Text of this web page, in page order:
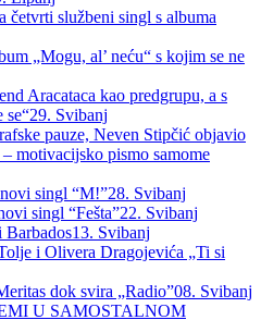
četvrti službeni singl s albuma
„Mogu, al’ neću“ s kojim se ne
Aracataca kao predgrupu, a s
se“29. Svibanj
pauze, Neven Stipčić objavio
motivacijsko pismo samome
singl “M!”28. Svibanj
singl “Fešta”22. Svibanj
Barbados13. Svibanj
i Olivera Dragojevića „Ti si
dok svira „Radio”08. Svibanj
U SAMOSTALNOM